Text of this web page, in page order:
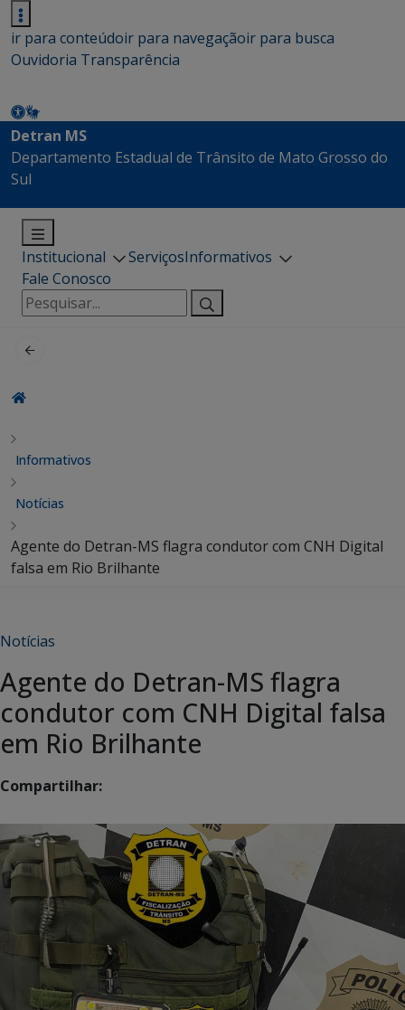
ir para conteúdoir para navegaçãoir para busca
Ouvidoria Transparência
Detran MS
Departamento Estadual de Trânsito de Mato Grosso do
Sul
Institucional ServiçosInformativos
Fale Conosco
Pesquisar
por:
Informativos
Notícias
Agente do Detran-MS flagra condutor com CNH Digital
falsa em Rio Brilhante
Notícias
Agente do Detran-MS flagra
condutor com CNH Digital falsa
em Rio Brilhante
Compartilhar: